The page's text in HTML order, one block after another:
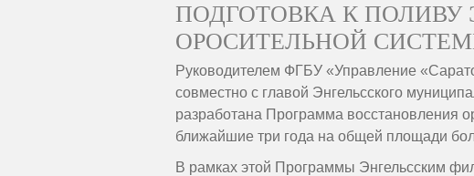
ПОДГОТОВКА К ПОЛИВУ
ОРОСИТЕЛЬНОЙ
Руководителем ФГБУ «Управление
совместно с главой Энгельсского
разработана Программа восстановления
ближайшие три года на общей площади
В рамках этой Программы Энгельсским